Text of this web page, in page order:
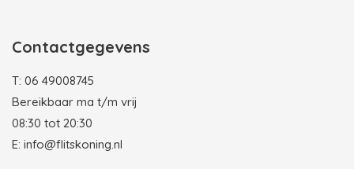
Contactgegevens
T: 06 49008745
Bereikbaar ma t/m vrij
08:30 tot 20:30
E: info@flitskoning.nl